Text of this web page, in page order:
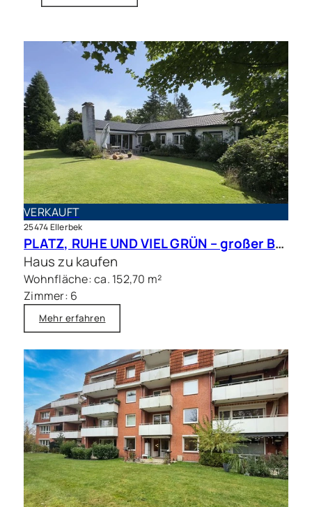
VERKAUFT
25474 Ellerbek
PLATZ, RUHE UND VIEL GRÜN – großer Bungalow mit Traumgrundstück in bester Lage
Haus zu kaufen
Wohnfläche: ca. 152,70 m²
Zimmer: 6
Mehr erfahren